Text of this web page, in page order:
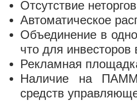
Отсутствие
Автоматическое
Объединение в
что для
Рекламная
Наличие на ПАММ
средств